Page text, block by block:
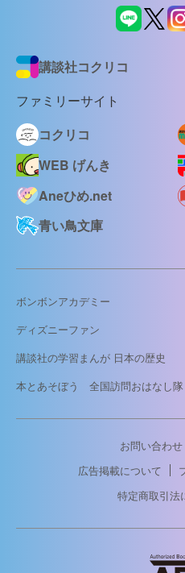
講談社コクリコ
ファミリーサイト
コクリコ
WEB げんき
Aneひめ.net
青い鳥文庫
ボンボンアカデミー
ディズニーファン
講談社の学習まんが 日本の歴史
本とあそぼう 全国訪問おはなし隊
お問い合わせ
広告掲載について
特定商取引法